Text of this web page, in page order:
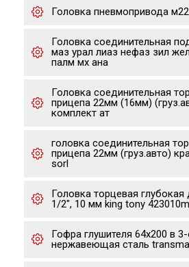
Головка пневмопривода
Головка соединительная
маз урал лиаз нефаз зил
палм мх ана
Головка соединительная
прицепа 22мм (16мм)
комплект ат
головка соединительная
прицепа 22мм (груз.авто)
sorl
Головка торцевая глубокая
1/2", 10 мм king tony 423010m
Гофра глушителя 64х200 в
нержавеющая сталь